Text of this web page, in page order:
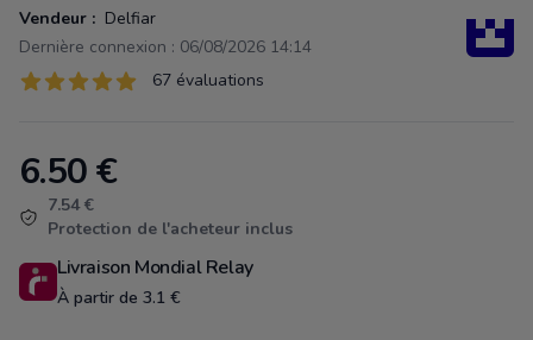
Vendeur : Delfiar
Dernière connexion : 06/08/2026 14:14
Évaluations
67 sur 5 étoiles 67 évaluations
Product information
6.50€
7.54 €
Protection de l'acheteur inclus
Livraison Mondial Relay
À partir de 3.1 €